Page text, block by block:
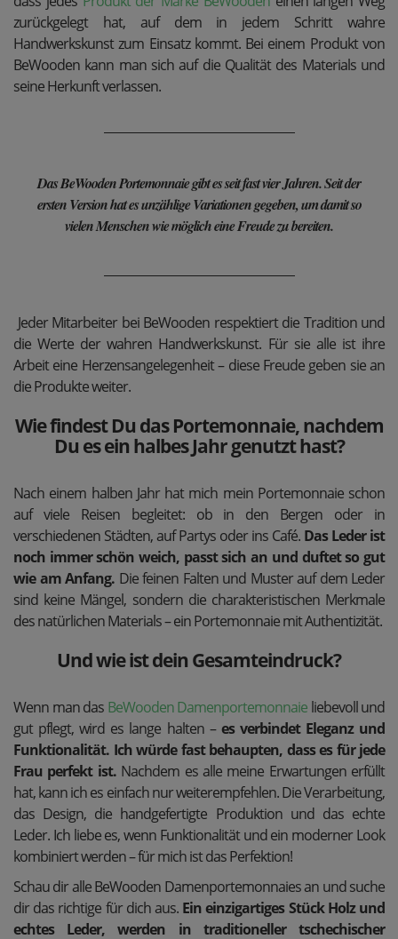
zurückgelegt hat, auf dem in jedem Schritt wahre
Handwerkskunst zum Einsatz kommt. Bei einem Produkt von
BeWooden kann man sich auf die Qualität des Materials und
seine Herkunft verlassen.
Das BeWooden Portemonnaie gibt es seit fast vier Jahren. Seit der
ersten Version hat es unzählige Variationen gegeben, um damit so
vielen Menschen wie möglich eine Freude zu bereiten.
Jeder Mitarbeiter bei BeWooden respektiert die Tradition und
die Werte der wahren Handwerkskunst. Für sie alle ist ihre
Arbeit eine Herzensangelegenheit – diese Freude geben sie an
die Produkte weiter.
Wie findest Du das Portemonnaie, nachdem
Du es ein halbes Jahr genutzt hast?
Nach einem halben Jahr hat mich mein Portemonnaie schon
auf viele Reisen begleitet: ob in den Bergen oder in
verschiedenen Städten, auf Partys oder ins Café. Das Leder ist
noch immer schön weich, passt sich an und duftet so gut
wie am Anfang. Die feinen Falten und Muster auf dem Leder
sind keine Mängel, sondern die charakteristischen Merkmale
des natürlichen Materials – ein Portemonnaie mit Authentizität.
Und wie ist dein Gesamteindruck?
Wenn man das BeWooden Damenportemonnaie liebevoll und
gut pflegt, wird es lange halten – es verbindet Eleganz und
Funktionalität. Ich würde fast behaupten, dass es für jede
Frau perfekt ist.Nachdem es alle meine Erwartungen erfüllt
hat, kann ich es einfach nur weiterempfehlen. Die Verarbeitung,
das Design, die handgefertigte Produktion und das echte
Leder. Ich liebe es, wenn Funktionalität und ein moderner Look
kombiniert werden – für mich ist das Perfektion!
Schau dir alle BeWooden Damenportemonnaies an und suche
dir das richtige für dich aus. Ein einzigartiges Stück Holz und
echtes Leder, werden in traditioneller tschechischer